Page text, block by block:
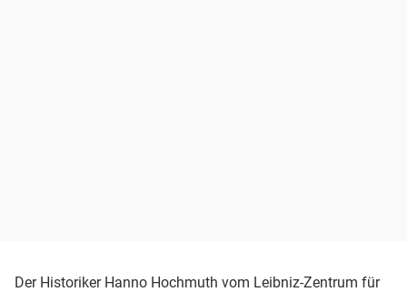
Der Historiker Hanno Hochmuth vom Leibniz-Zentrum für